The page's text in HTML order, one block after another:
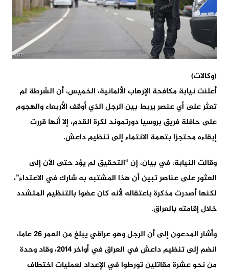
(وكالات)
أعلنت نيابة مكافحة الإرهاب الألمانية، الخميس، أن الشرطة لم
تعثر على أي عنصر يربط بين الرجل الذي أوقف الأربعاء والهجوم
على حافلة فريق بروسيا دورتموند لكرة القدم، إلا أنها قررت
إبقاءه محتجزا بتهمة الانتماء إلى تنظيم داعش.
وقالت النيابة، في بيان، إن “التحقيق لم يؤد حتى الآن إلى
العثور على عناصر تبين أن هذا المشتبه به شارك في الاعتداء”،
لكنها أصدرت مذكرة باعتقاله لأنه كان عضوا بالتنظيم المتشدد
خلال إقامته بالعراق.
وأشار المدعون إلى أن الرجل وهو عراقي يبلغ من العمر 26 عاما،
انضم إلى تنظيم داعش في العراق في أواخر 2014، وقاد وحدة
من نحو عشرة مقاتلين تورطوا في الإعداد لعمليات اختطاف